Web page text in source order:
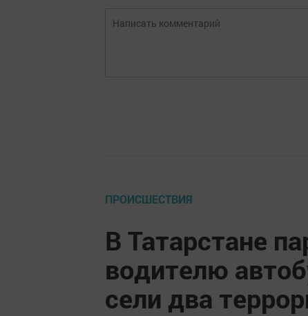
ПРОИСШЕСТВИЯ
В Татарстане
водителю
сели два